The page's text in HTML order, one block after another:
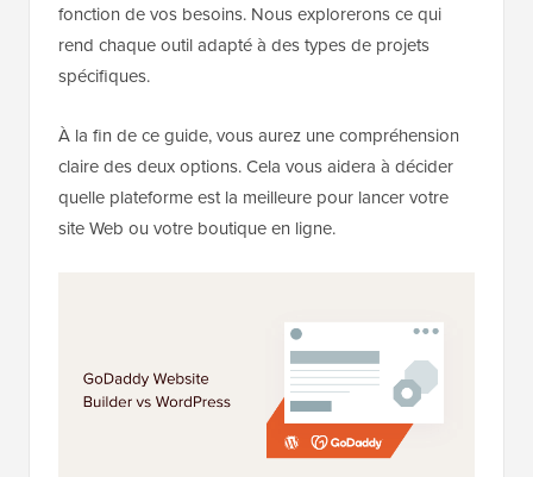
fonction de vos besoins. Nous explorerons ce qui
rend chaque outil adapté à des types de projets
spécifiques.
À la fin de ce guide, vous aurez une compréhension
claire des deux options. Cela vous aidera à décider
quelle plateforme est la meilleure pour lancer votre
site Web ou votre boutique en ligne.